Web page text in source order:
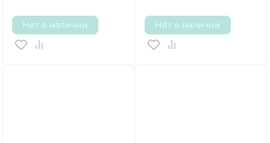
Нет в наличии Нет в наличии